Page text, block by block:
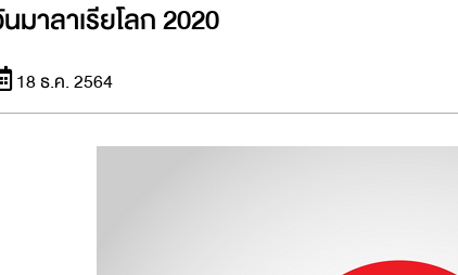
มาลาเรียโลก 2020
18 ธ.ค. 2564